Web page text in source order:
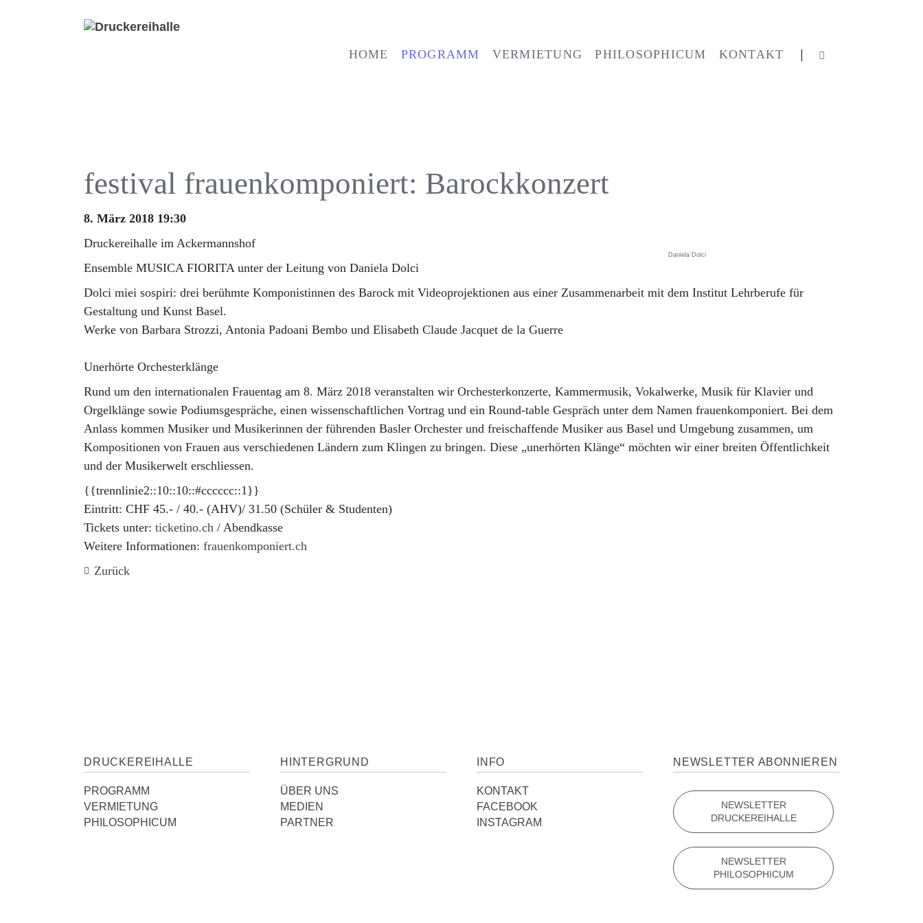
HOME PROGRAMM VERMIETUNG PHILOSOPHICUM KONTAKT
festival frauenkomponiert: Barockkonzert
8. März 2018 19:30
Druckereihalle im Ackermannshof
Daniela Dolci
Ensemble MUSICA FIORITA unter der Leitung von Daniela Dolci
Dolci miei sospiri: drei berühmte Komponistinnen des Barock mit Videoprojektionen aus einer Zusammenarbeit mit dem Institut Lehrberufe für
Gestaltung und Kunst Basel.
Werke von Barbara Strozzi, Antonia Padoani Bembo und Elisabeth Claude Jacquet de la Guerre
Unerhörte Orchesterklänge
Rund um den internationalen Frauentag am 8. März 2018 veranstalten wir Orchesterkonzerte, Kammermusik, Vokalwerke, Musik für Klavier und
Orgelklänge sowie Podiumsgespräche, einen wissenschaftlichen Vortrag und ein Round-table Gespräch unter dem Namen frauenkomponiert. Bei dem
Anlass kommen Musiker und Musikerinnen der führenden Basler Orchester und freischaffende Musiker aus Basel und Umgebung zusammen, um
Kompositionen von Frauen aus verschiedenen Ländern zum Klingen zu bringen. Diese „unerhörten Klänge“ möchten wir einer breiten Öffentlichkeit
und der Musikerwelt erschliessen.
{{trennlinie2::10::10::#cccccc::1}}
Eintritt: CHF 45.- / 40.- (AHV)/ 31.50 (Schüler & Studenten)
Tickets unter: ticketino.ch / Abendkasse
Weitere Informationen: frauenkomponiert.ch
Zurück
DRUCKEREIHALLE
PROGRAMM
VERMIETUNG
PHILOSOPHICUM
HINTERGRUND
ÜBER UNS
MEDIEN
PARTNER
INFO
KONTAKT
FACEBOOK
INSTAGRAM
NEWSLETTER ABONNIEREN
NEWSLETTER
DRUCKEREIHALLE
NEWSLETTER
PHILOSOPHICUM